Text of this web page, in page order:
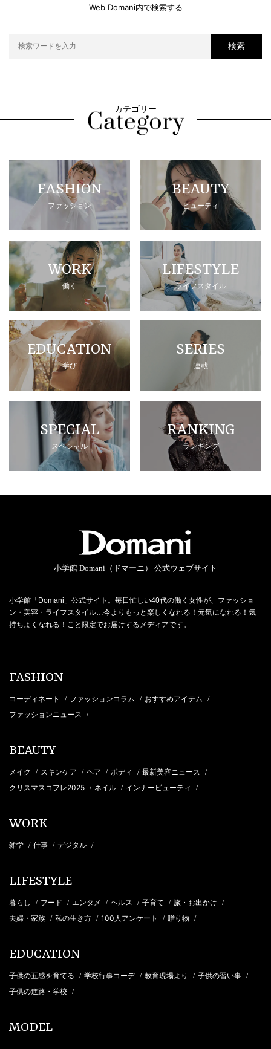
Web Domani内で検索する
検索
カテゴリー
FASHION
ファッション
BEAUTY
ビューティ
WORK
働く
LIFESTYLE
ライフスタイル
EDUCATION
学び
SERIES
連載
SPECIAL
スペシャル
RANKING
ランキング
小学館 Domani（ドマーニ） 公式ウェブサイト
小学館「Domani」公式サイト。毎日忙しい40代の働く女性が、ファッショ
ン・美容・ライフスタイル…今よりもっと楽しくなれる！元気になれる！気
持ちよくなれる！こと限定でお届けするメディアです。
FASHION
コーディネート / ファッションコラム / おすすめアイテム /
ファッションニュース /
BEAUTY
メイク / スキンケア / ヘア / ボディ / 最新美容ニュース /
クリスマスコフレ2025 / ネイル / インナービューティ /
WORK
雑学 / 仕事 / デジタル /
LIFESTYLE
暮らし / フード / エンタメ / ヘルス / 子育て / 旅・お出かけ /
夫婦・家族 / 私の生き方 / 100人アンケート / 贈り物 /
EDUCATION
子供の五感を育てる / 学校行事コーデ / 教育現場より / 子供の習い事 /
子供の進路・学校 /
MODEL